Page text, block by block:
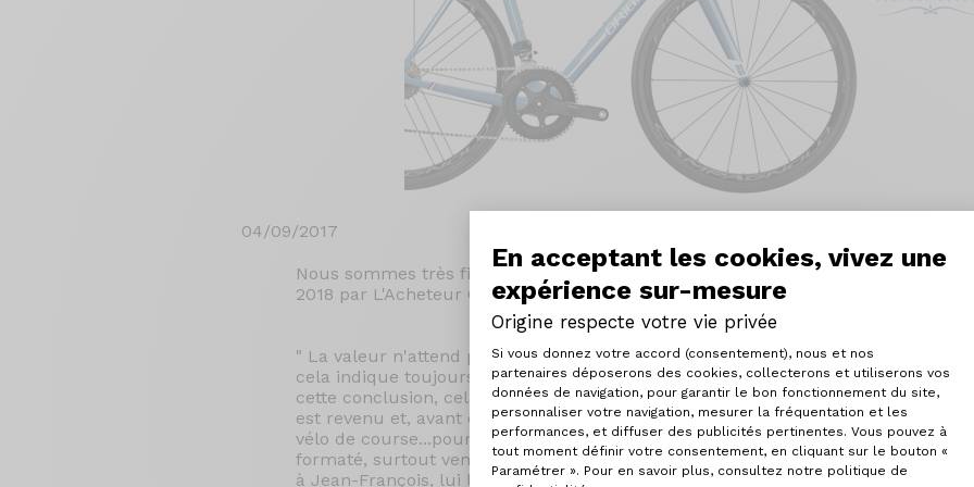
En acceptant les cookies, vivez une
expérience sur-mesure
Origine respecte votre vie privée
Plateforme de Gestion du
Si vous donnez votre accord (consentement), nous et nos
partenaires déposerons des cookies, collecterons et utiliserons vos
données de navigation, pour garantir le bon fonctionnement du site,
personnaliser votre navigation, mesurer la fréquentation et les
performances, et diffuser des publicités pertinentes. Vous pouvez à
tout moment définir votre consentement, en cliquant sur le bouton «
Paramétrer ». Pour en savoir plus, consultez notre politique de
Axeptio consent
04/09/2017
Nous sommes très fiers de vous annoncer que notre Axxome RS2 à été élu
2018 par L'Acheteur Cycliste - Officiel à l'unanimité du jury.
" La valeur n'attend point le nombre des années, dit-on. C'est vrai. Mais c'est
cela indique toujours la même et seule chose : on a sûrement affaire à un
cette conclusion, cela n'a pas été bien difficile. J'ai laissé le vélo deux jours à
est revenu et, avant que je n'ouvre la bouche, le roi du Ventoux a été simple
vélo de course...pour tout le monde». Autant dire que je m'attendais surtout à
formaté, surtout venant de la part de Jean-Pascal, un homme qui maîtrise
à Jean-François, lui l'a d'abord trouvé très beau, puis dés les premiers